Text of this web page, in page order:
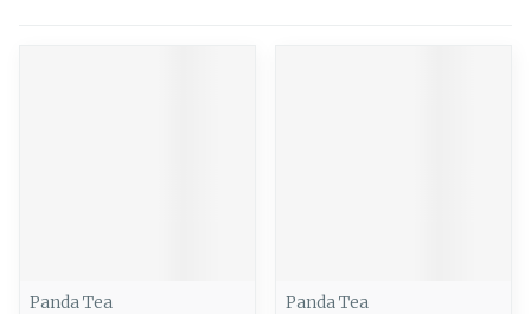
Panda Tea
Panda Tea